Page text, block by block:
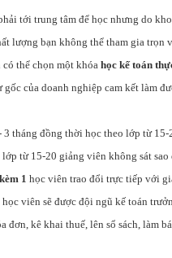
tới trung tâm để học nhưng do
lượng bạn không thể tham gia trọn
thể chọn một khóa học kế toán
của doanh nghiệp cam kết làm
tháng đồng thời học theo lớp từ
từ 15-20 giảng viên không sát sao
1 học viên trao đổi trực tiếp với
viên sẽ được đội ngũ kế toán
đơn, kê khai thuế, lên sổ sách, làm